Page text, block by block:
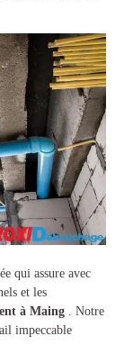
qui assure avec
et les
à Maing
. Notre
impeccable